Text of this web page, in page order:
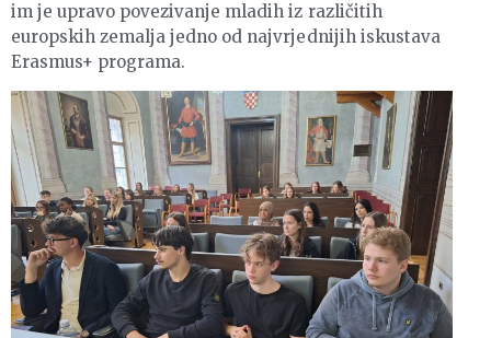
im je upravo povezivanje mladih iz različitih
europskih zemalja jedno od najvrjednijih iskustava
Erasmus+ programa.